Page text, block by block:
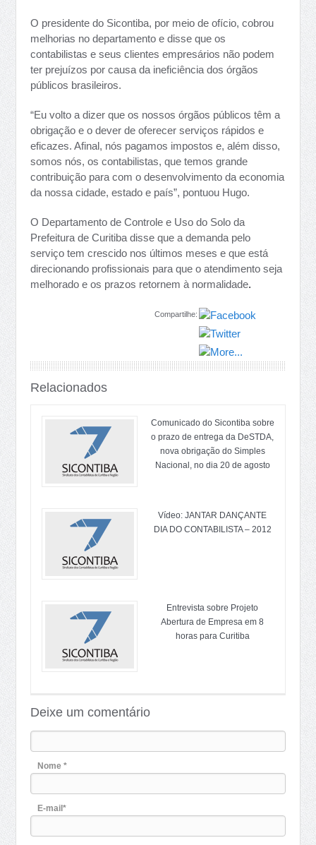
O presidente do Sicontiba, por meio de ofício, cobrou
melhorias no departamento e disse que os
contabilistas e seus clientes empresários não podem
ter prejuízos por causa da ineficiência dos órgãos
públicos brasileiros.
“Eu volto a dizer que os nossos órgãos públicos têm a
obrigação e o dever de oferecer serviços rápidos e
eficazes. Afinal, nós pagamos impostos e, além disso,
somos nós, os contabilistas, que temos grande
contribuição para com o desenvolvimento da economia
da nossa cidade, estado e país”, pontuou Hugo.
O Departamento de Controle e Uso do Solo da
Prefeitura de Curitiba disse que a demanda pelo
serviço tem crescido nos últimos meses e que está
direcionando profissionais para que o atendimento seja
melhorado e os prazos retornem à normalidade.
Compartilhe:
Relacionados
Comunicado do Sicontiba sobre
o prazo de entrega da DeSTDA,
nova obrigação do Simples
Nacional, no dia 20 de agosto
Vídeo: JANTAR DANÇANTE
DIA DO CONTABILISTA – 2012
Entrevista sobre Projeto
Abertura de Empresa em 8
horas para Curitiba
Deixe um comentário
Nome *
E-mail*